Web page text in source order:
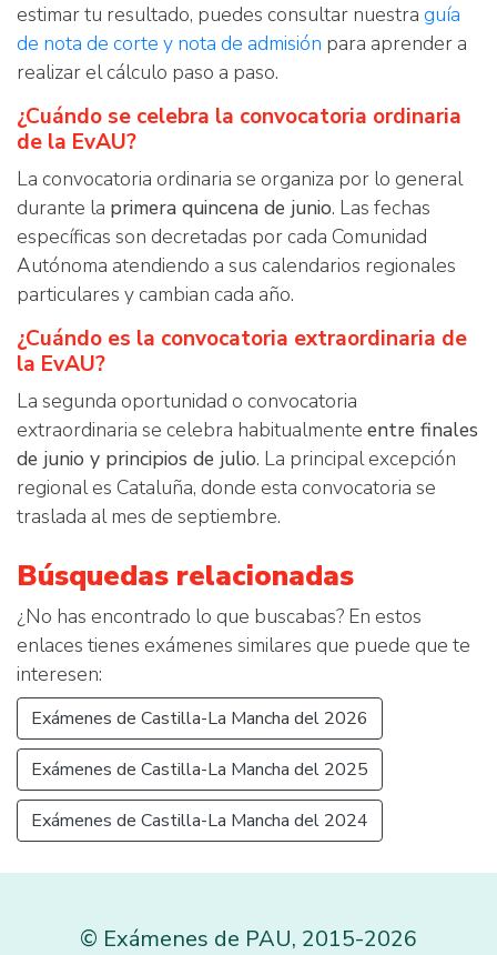
estimar tu resultado, puedes consultar nuestra guía
de nota de corte y nota de admisión para aprender a
realizar el cálculo paso a paso.
¿Cuándo se celebra la convocatoria ordinaria
de la EvAU?
La convocatoria ordinaria se organiza por lo general
durante la primera quincena de junio. Las fechas
específicas son decretadas por cada Comunidad
Autónoma atendiendo a sus calendarios regionales
particulares y cambian cada año.
¿Cuándo es la convocatoria extraordinaria de
la EvAU?
La segunda oportunidad o convocatoria
extraordinaria se celebra habitualmente entre finales
de junio y principios de julio. La principal excepción
regional es Cataluña, donde esta convocatoria se
traslada al mes de septiembre.
Búsquedas relacionadas
¿No has encontrado lo que buscabas? En estos
enlaces tienes exámenes similares que puede que te
interesen:
Exámenes de Castilla-La Mancha del 2026
Exámenes de Castilla-La Mancha del 2025
Exámenes de Castilla-La Mancha del 2024
© Exámenes de PAU, 2015-2026